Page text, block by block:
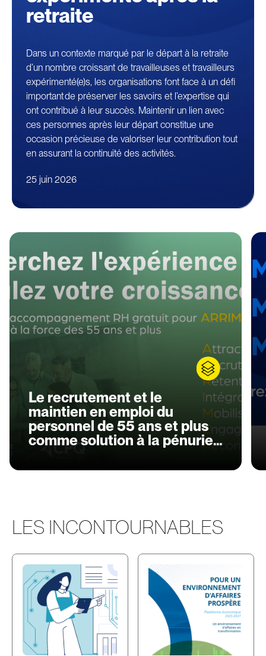
personnel
expérimenté
retraite"
retraite
Dans un contexte marqué par le départ à la retraite
d’un nombre croissant de travailleuses et travailleurs
expérimenté(e)s, les organisations font face à un défi
important de préserver les savoirs et l’expertise qui
ont contribué à leur succès. Maintenir un lien avec
ces personnes après leur départ constitue une
occasion précieuse de valoriser leur contribution tout
en assurant la continuité des activités.
25 juin 2026
Le recrutement et le
maintien en emploi du
personnel de 55 ans et plus
comme solution à la pénurie
LES INCONTOURNABLES
L’IA
action:
entreprises
pour
débuter
Plateforme
économique
2025-
2027